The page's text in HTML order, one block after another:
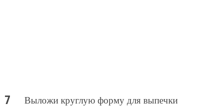
Выложи круглую форму для выпечки